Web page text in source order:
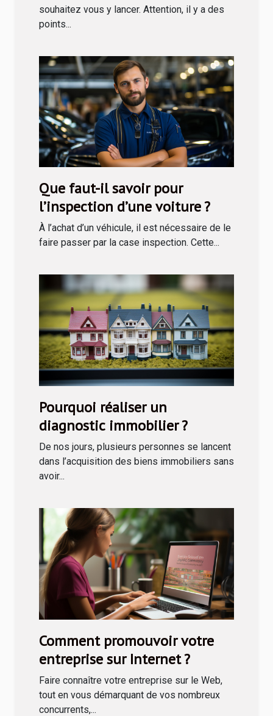
souhaitez vous y lancer. Attention, il y a des
points...
Que faut-il savoir pour
l’inspection d’une voiture ?
À l’achat d’un véhicule, il est nécessaire de le
faire passer par la case inspection. Cette...
Pourquoi réaliser un
diagnostic immobilier ?
De nos jours, plusieurs personnes se lancent
dans l’acquisition des biens immobiliers sans
avoir...
Comment promouvoir votre
entreprise sur Internet ?
Faire connaître votre entreprise sur le Web,
tout en vous démarquant de vos nombreux
concurrents,...